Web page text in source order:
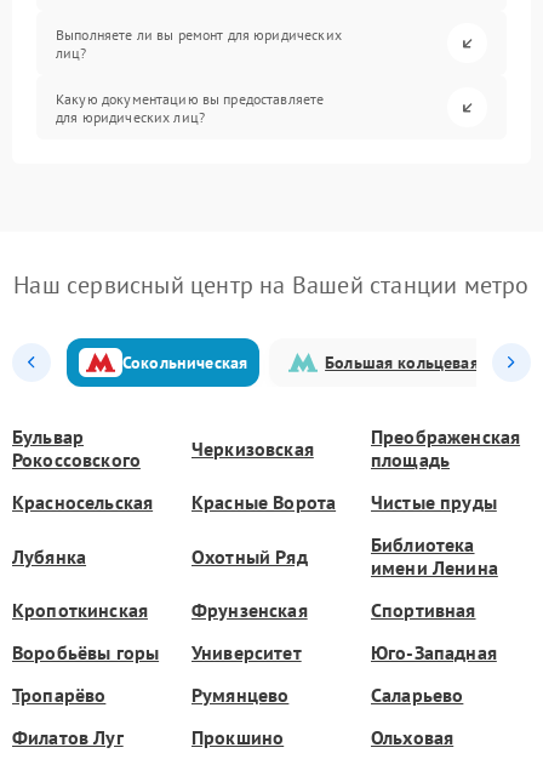
Выполняете ли вы ремонт для юридических
лиц?
Какую документацию вы предоставляете
для юридических лиц?
Наш сервисный центр на Вашей станции метро
Сокольническая Большая кольцевая
Бульвар
Рокоссовского
Черкизовская
Преображенская
площадь
Красносельская
Красные Ворота Чистые пруды
Лубянка Охотный Ряд
Библиотека
имени Ленина
Кропоткинская
Фрунзенская
Спортивная
Воробьёвы горы
Университет
Юго-Западная
Тропарёво
Румянцево
Саларьево
Филатов Луг
Прокшино Ольховая